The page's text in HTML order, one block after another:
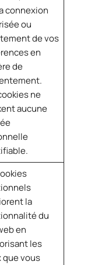
connexion
ou
de vos
en
de
ne
aucune
la
du
en
les
que vous